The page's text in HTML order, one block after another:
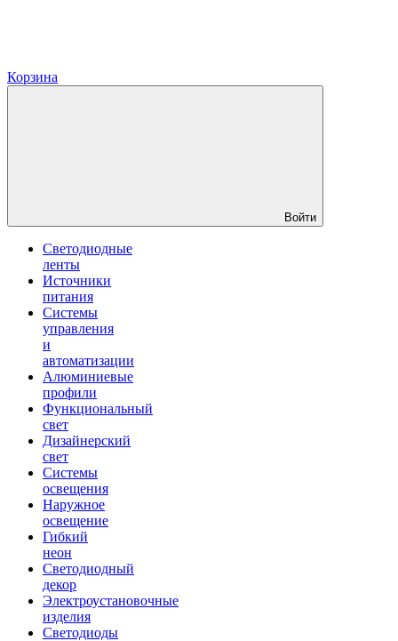
Корзина
Войти
Светодиодные
ленты
Источники
питания
Системы
управления
и
автоматизации
Алюминиевые
профили
Функциональный
свет
Дизайнерский
свет
Системы
освещения
Наружное
освещение
Гибкий
неон
Светодиодный
декор
Электроустановочные
изделия
Светодиоды